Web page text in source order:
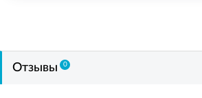
Отзывы 0